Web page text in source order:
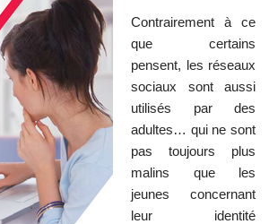
Contrairement à ce
que certains
pensent, les réseaux
sociaux sont aussi
utilisés par des
adultes… qui ne sont
pas toujours plus
malins que les
jeunes concernant
leur identité